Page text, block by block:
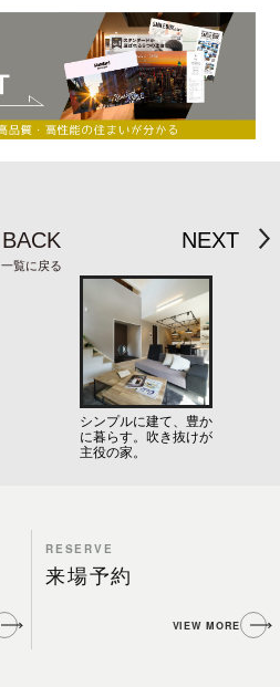
BACK
一覧に戻る
NEXT
シンプルに建て、豊か
に暮らす。吹き抜けが
主役の家。
RESERVE
来場予約
VIEW MORE